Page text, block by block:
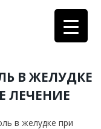
В ЖЕЛУДКЕ
ЛЕЧЕНИЕ
в желудке при